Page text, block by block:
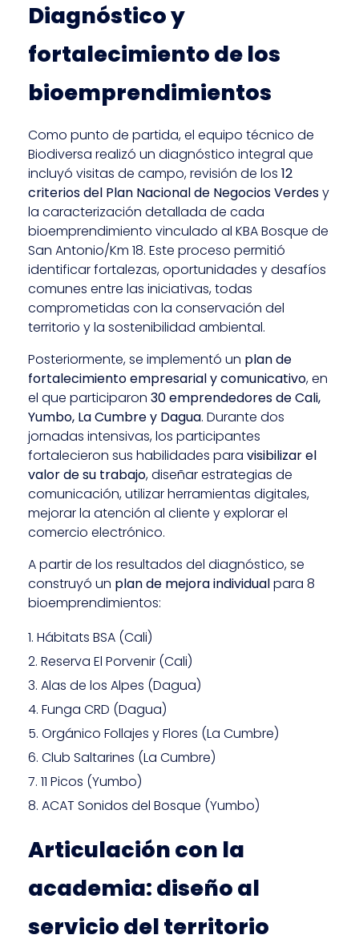
Diagnóstico y
fortalecimiento de los
bioemprendimientos
Como punto de partida, el equipo técnico de
Biodiversa realizó un diagnóstico integral que
incluyó visitas de campo, revisión de los 12
criterios del Plan Nacional de Negocios Verdesy
la caracterización detallada de cada
bioemprendimiento vinculado al KBA Bosque de
San Antonio/Km 18. Este proceso permitió
identificar fortalezas, oportunidades y desafíos
comunes entre las iniciativas, todas
comprometidas con la conservación del
territorio y la sostenibilidad ambiental.
Posteriormente, se implementó un plan de
fortalecimiento empresarial y comunicativo, en
el que participaron 30 emprendedores de Cali,
Yumbo, La Cumbre y Dagua. Durante dos
jornadas intensivas, los participantes
fortalecieron sus habilidades para visibilizar el
valor de su trabajo, diseñar estrategias de
comunicación, utilizar herramientas digitales,
mejorar la atención al cliente y explorar el
comercio electrónico.
A partir de los resultados del diagnóstico, se
construyó un plan de mejora individualpara 8
bioemprendimientos:
Hábitats BSA (Cali)
Reserva El Porvenir (Cali)
Alas de los Alpes (Dagua)
Funga CRD (Dagua)
Orgánico Follajes y Flores (La Cumbre)
Club Saltarines (La Cumbre)
11 Picos (Yumbo)
ACAT Sonidos del Bosque (Yumbo)
Articulación con la
academia: diseño al
servicio del territorio